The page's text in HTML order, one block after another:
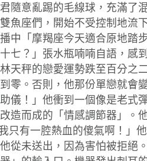
隨意亂踢的毛線球，充滿了
魚座們，開始不受控制地流
「摩羯座今天適合原地踏
？」張水瓶喃喃自語，感
秤的戀愛運勢跌至百分之
。否則，他那份單戀就會
！」他衝到一個像是老式
造而成的「情感調節器」。
有一腔熱血的傻氣啊！」
從未送出，因為害怕被拒絕